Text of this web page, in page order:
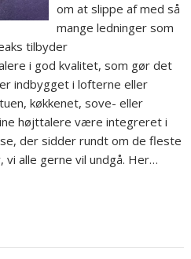
om at slippe af med så
mange ledninger som
tilbyder
i god kvalitet, som gør det
indbygget i lofterne eller
køkkenet, sove- eller
højttalere være integreret i
der sidder rundt om de fleste
alle gerne vil undgå. Her…